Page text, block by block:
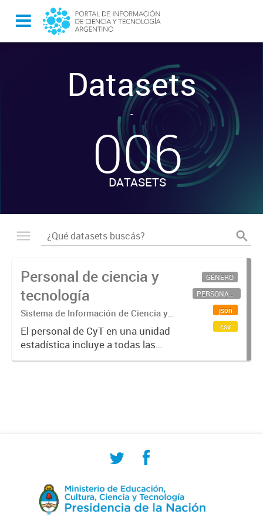
Datasets
-
006
DATASETS
Personal de ciencia y
tecnología
Sistema de Información de Ciencia y
Tecnología Argentino (SICYTAR)
El personal de CyT en una unidad
estadística incluye a todas las
personas involucradas
GÉNERO
PERSONAL CIENTÍFICO-TECNOLÓGICO
json
csv